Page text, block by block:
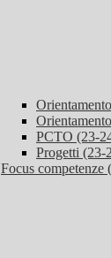
PCTO (23-
Progetti (23-
Focus competenze